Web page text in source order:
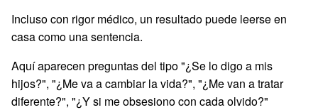
Incluso con rigor médico, un resultado puede leerse en
casa como una sentencia.
Aquí aparecen preguntas del tipo "¿Se lo digo a mis
hijos?", "¿Me va a cambiar la vida?", "¿Me van a tratar
diferente?", "¿Y si me obsesiono con cada olvido?"